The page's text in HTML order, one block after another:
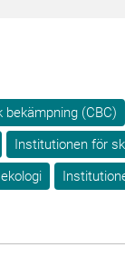
(CBC)
Institutionen för